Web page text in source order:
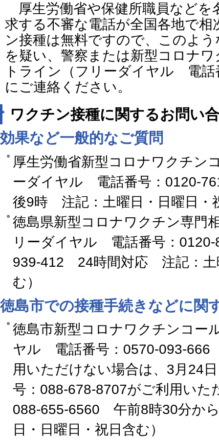
厚生労働省や保健所職員などを
求する不審な電話が全国各地で
ン接種は無料ですので、このよ
を疑い、警察または新型コロナ
トライン（フリーダイヤル 電話
にご連絡ください。
ワクチン接種に関するお問い
効果など一般的なご質問
厚生労働省新型コロナワクチン
ーダイヤル 電話番号：0120-
後9時 注記：土曜日・日曜日・
徳島県新型コロナワクチン専門
リーダイヤル 電話番号：
939-412 24時間対応 注記：土
む）
徳島市での接種手続きなどに関
徳島市新型コロナワクチンコー
ヤル 電話番号：0570-093-
用いただけない場合は、3月24
号：088-678-8707がご利用い
088-655-6560 午前8時30分か
日・日曜日・祝日含む）